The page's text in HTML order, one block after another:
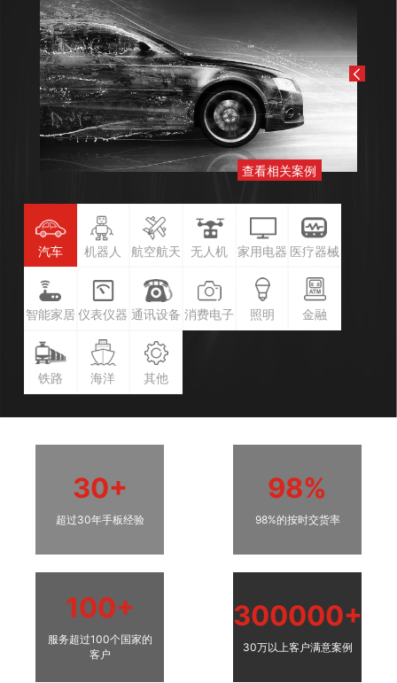
查看相关案例
汽车 机器人 航空航天 无人机 家用电器 医疗器械
智能家居 仪表仪器 通讯设备 消费电子 照明 金融
铁路 海洋 其他
30+
超过30年手板经验
98%
98%的按时交货率
100+
服务超过100个国家的
客户
300000+
30万以上客户满意案例